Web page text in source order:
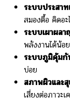
ระบบประสา
สมองตื้อ คิดอะ
ระบบเผาผล
พลังงานได้น้อ
ระบบภูมิคุ้ม
บ่อย
สภาพผิวและ
เสี่ยงต่อภาวะ